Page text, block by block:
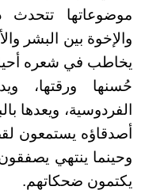
موضوعاتها تتحدث
والإخوة بين البشر
يخاطب في شعره
حُسنها ورقتها،
الفردوسية، ويعدها
أصدقاؤه يستمعون
وحينما ينتهي يصفقون
يكتمون ضحكاتهم.